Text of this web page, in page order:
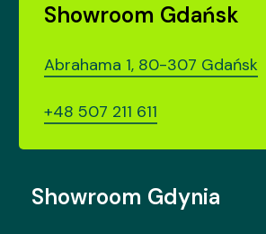
Showroom Gdańsk
Abrahama 1, 80-307 Gdańsk
+48 507 211 611
Showroom Gdynia